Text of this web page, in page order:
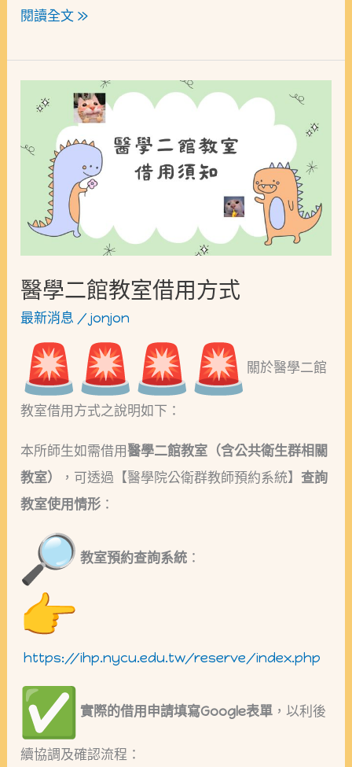
閱讀全文 »
醫學二館教室借用方式
最新消息 /jonjon
關於醫學二館
教室借用方式之說明如下：
本所師生如需借用醫學二館教室（含公共衛生群相關
教室）
，可透過【醫學院公衛群教師預約系統】查詢
教室使用情形 ：
教室預約查詢系統 ：
https://ihp.nycu.edu.tw/reserve/index.php
實際的借用申請填寫Google表單 ，以利後
續協調及確認流程：
二
室
借
用